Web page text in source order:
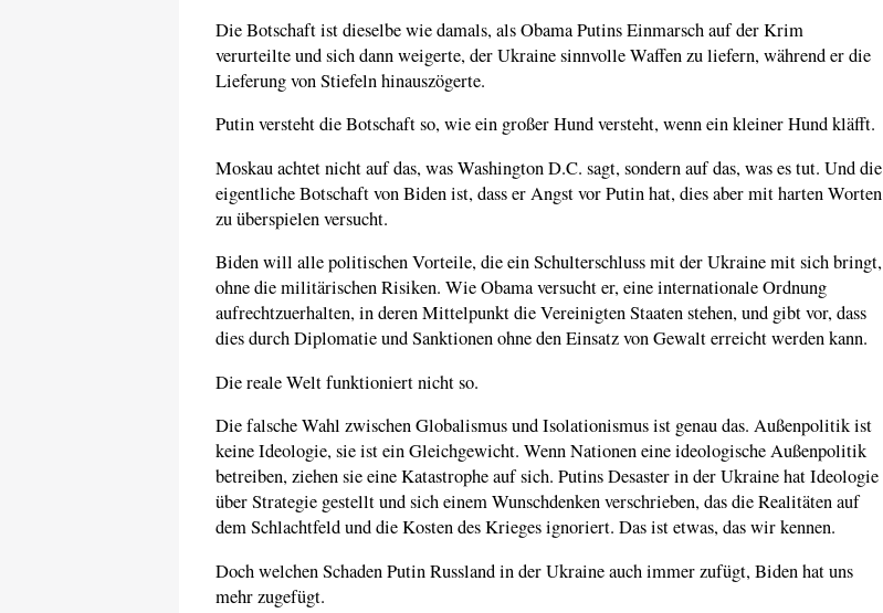
Die Botschaft ist dieselbe wie damals, als Obama Putins Einmarsch auf der Krim
verurteilte und sich dann weigerte, der Ukraine sinnvolle Waffen zu liefern, während er die
Lieferung von Stiefeln hinauszögerte.
Putin versteht die Botschaft so, wie ein großer Hund versteht, wenn ein kleiner Hund kläfft.
Moskau achtet nicht auf das, was Washington D.C. sagt, sondern auf das, was es tut. Und die
eigentliche Botschaft von Biden ist, dass er Angst vor Putin hat, dies aber mit harten Worten
zu überspielen versucht.
Biden will alle politischen Vorteile, die ein Schulterschluss mit der Ukraine mit sich bringt,
ohne die militärischen Risiken. Wie Obama versucht er, eine internationale Ordnung
aufrechtzuerhalten, in deren Mittelpunkt die Vereinigten Staaten stehen, und gibt vor, dass
dies durch Diplomatie und Sanktionen ohne den Einsatz von Gewalt erreicht werden kann.
Die reale Welt funktioniert nicht so.
Die falsche Wahl zwischen Globalismus und Isolationismus ist genau das. Außenpolitik ist
keine Ideologie, sie ist ein Gleichgewicht. Wenn Nationen eine ideologische Außenpolitik
betreiben, ziehen sie eine Katastrophe auf sich. Putins Desaster in der Ukraine hat Ideologie
über Strategie gestellt und sich einem Wunschdenken verschrieben, das die Realitäten auf
dem Schlachtfeld und die Kosten des Krieges ignoriert. Das ist etwas, das wir kennen.
Doch welchen Schaden Putin Russland in der Ukraine auch immer zufügt, Biden hat uns
mehr zugefügt.